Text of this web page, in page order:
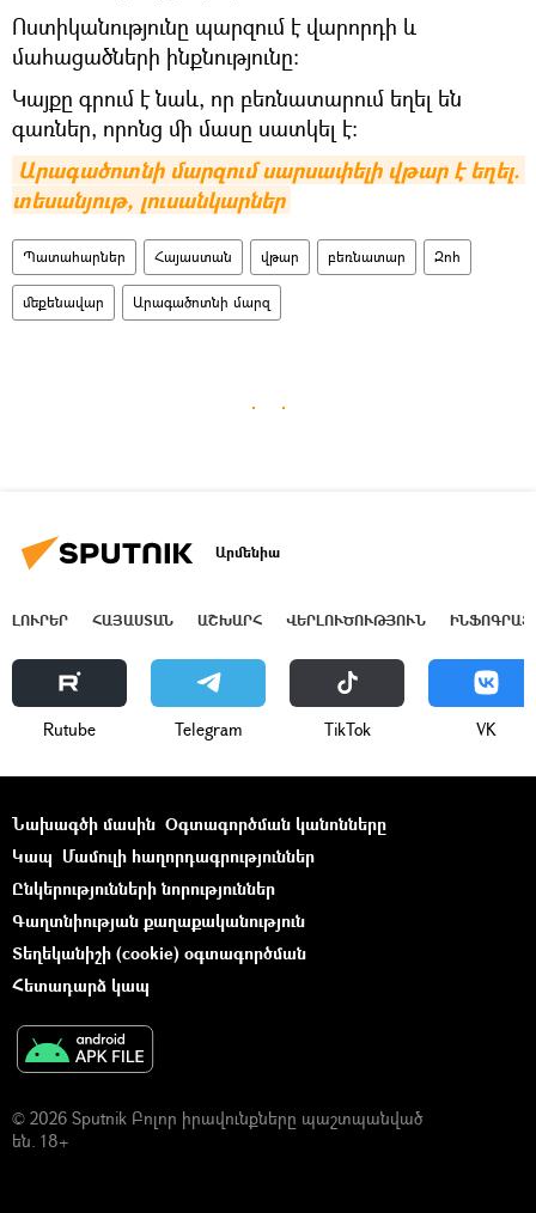
Ոստիկանությունը պարզում է վարորդի և
մահացածների ինքնությունը։
Կայքը գրում է նաև, որ բեռնատարում եղել են
գառներ, որոնց մի մասը սատկել է։
Արագածոտնի մարզում սարսափելի վթար է եղել.
տեսանյութ, լուսանկարներ
Պատահարներ Հայաստան վթար բեռնատար Զոհ
մեքենավար Արագածոտնի մարզ
Արմենիա
ԼՈՒՐԵՐ ՀԱՅԱՍՏԱՆ ԱՇԽԱՐՀ ՎԵՐԼՈՒԾՈՒԹՅՈՒՆ
Rutube Telegram ТikТоk VK
Նախագծի մասին Օգտագործման կանոնները
Կապ Մամուլի հաղորդագրություններ
Ընկերությունների նորություններ
Գաղտնիության քաղաքականություն
Տեղեկանիշի (cookie) օգտագործման
Հետադարձ կապ
© 2026 Sputnik Բոլոր իրավունքները պաշտպանված
են. 18+